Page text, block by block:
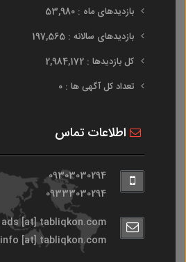
بازدیدهای ماه : 53,980
بازدیدهای سالانه : 197,565
کل بازدیدها : 2,984,172
تعداد کل آگهی ها : 0
اطلاعات تماس
09303030294
09333030294
ads [at] tabliqkon.com
info [at] tabliqkon.com